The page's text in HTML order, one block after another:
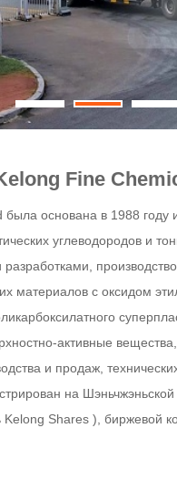
Fine
основана в 1988 году
углеводородов и
материалов с оксидом
активные
и продаж,
на
Kelong Shares ), биржевой